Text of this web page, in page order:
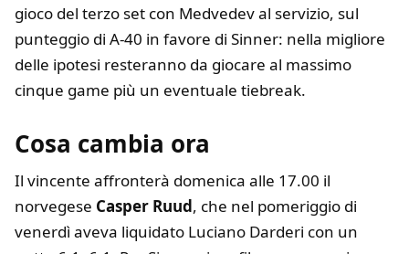
gioco del terzo set con Medvedev al servizio, sul
punteggio di A-40 in favore di Sinner: nella migliore
delle ipotesi resteranno da giocare al massimo
cinque game più un eventuale tiebreak.
Cosa cambia ora
Il vincente affronterà domenica alle 17.00 il
norvegese Casper Ruud, che nel pomeriggio di
venerdì aveva liquidato Luciano Darderi con un